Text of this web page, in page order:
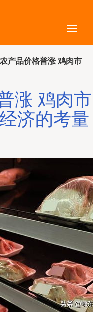
产品价格普涨 鸡肉市
涨 鸡肉市
济的考量